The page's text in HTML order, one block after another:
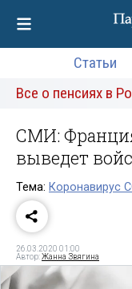
Статьи
Все о пенсиях в
СМИ:
выведет
Тема: Коронавирус
26.03.2020 01:00
Автор:Жанна Звягина